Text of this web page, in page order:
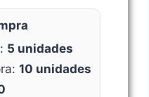
5 unidades
10 unidades